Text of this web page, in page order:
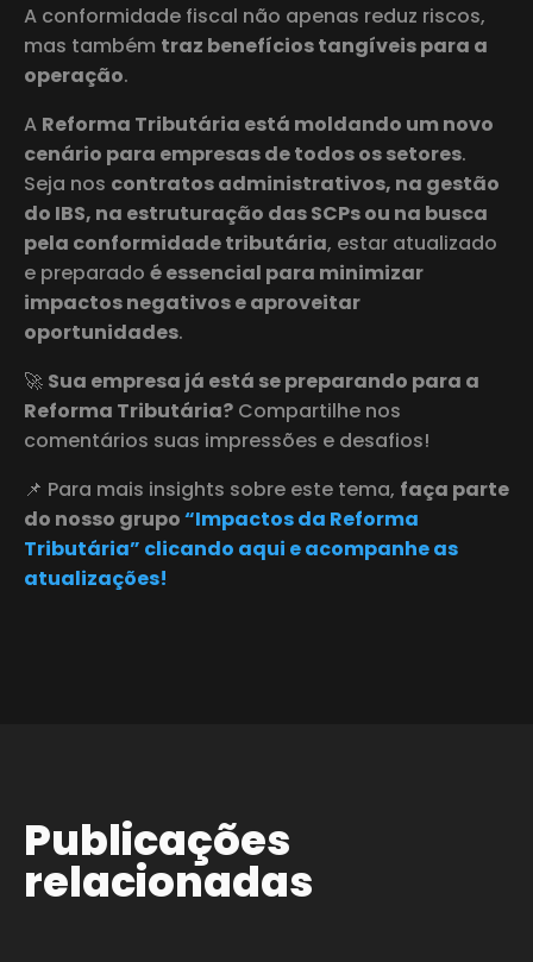
A conformidade fiscal não apenas reduz riscos,
mas também traz benefícios tangíveis para a
operação.
A Reforma Tributária está moldando um novo
cenário para empresas de todos os setores.
Seja nos contratos administrativos, na gestão
do IBS, na estruturação das SCPs ou na busca
pela conformidade tributária, estar atualizado
e preparado é essencial para minimizar
impactos negativos e aproveitar
oportunidades.
🚀 Sua empresa já está se preparando para a
Reforma Tributária? Compartilhe nos
comentários suas impressões e desafios!
📌 Para mais insights sobre este tema, faça parte
do nosso grupo“Impactos da Reforma
Tributária” clicando aqui e acompanhe as
atualizações!
Publicações
relacionadas